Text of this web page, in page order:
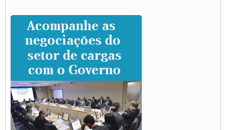
Caminhoneiros prometem paralisação e cobram diálogo com Lula
CNTTL e lideranças de caminhoneiros participam de debate sobre saúde nas
rodovias
Paulinho e Litti debatem política global para transporte rodoviário de cargas na
SUTCRA no Uruguai
Grande Conquista da Categoria transporte de Cargas e Caminhoneiros Autonomos
ENCONTRO INTERNACIONAL EM APOIO A CLASSE TRABALHADORA
DO BRASIL E A ELEIÇÃO 2022
Carta às Brasileiras e aos Brasileiros em Defesa do Estado Democrático de Direito
Paulinho, presidente da CNTTL, faz balanço do 3º Congresso da CNTTL
Caminhoneiros aprovam greve a partir do 1º de novembro